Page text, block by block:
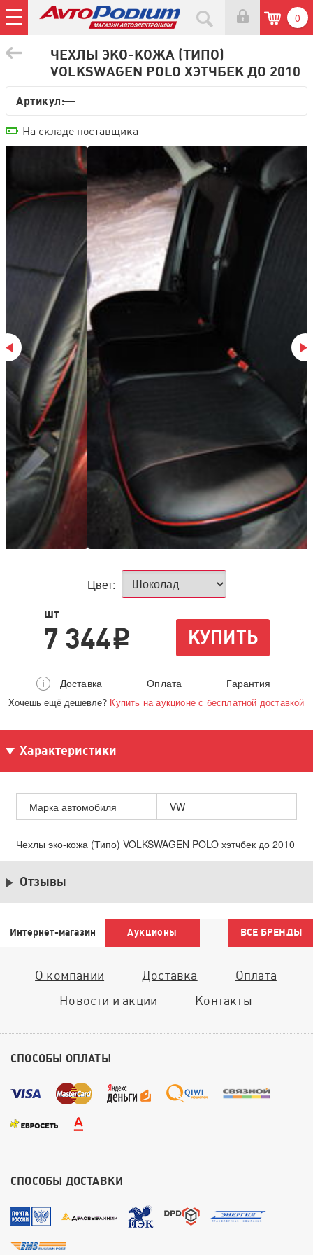
0
ЧЕХЛЫ ЭКО-КОЖА (ТИПО)
VOLKSWAGEN POLO ХЭТЧБЕК ДО 2010
Артикул:—
Цвет:
шт
7 344i КУПИТЬ
Доставка Оплата Гарантия
Хочешь ещё дешевле? Купить на аукционе с бесплатной доставкой
На складе поставщика
Характеристики
Марка автомобиля VW
Чехлы эко-кожа (Типо) VOLKSWAGEN POLO хэтчбек до 2010
Отзывы
Интернет-магазин Аукционы ВСЕ БРЕНДЫ
О компании Доставка
Оплата
Новости и акции
Контакты
СПОСОБЫ ОПЛАТЫ
СПОСОБЫ ДОСТАВКИ